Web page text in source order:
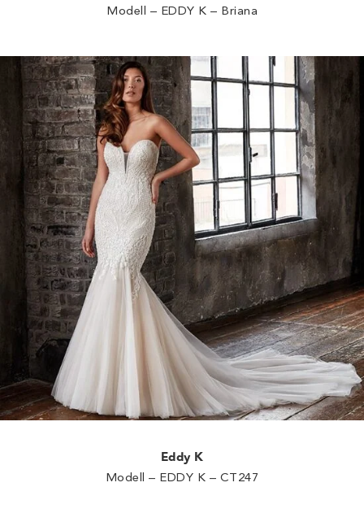
Modell – EDDY K – Briana
Eddy K
Modell – EDDY K – CT247